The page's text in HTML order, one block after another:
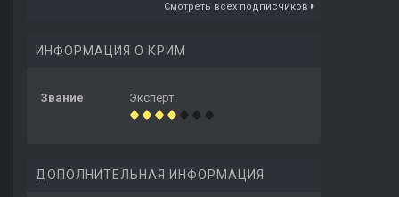
Смотреть всех подписчиков
ИНФОРМАЦИЯ О КРИМ
Звание Эксперт
ДОПОЛНИТЕЛЬНАЯ ИНФОРМАЦИЯ